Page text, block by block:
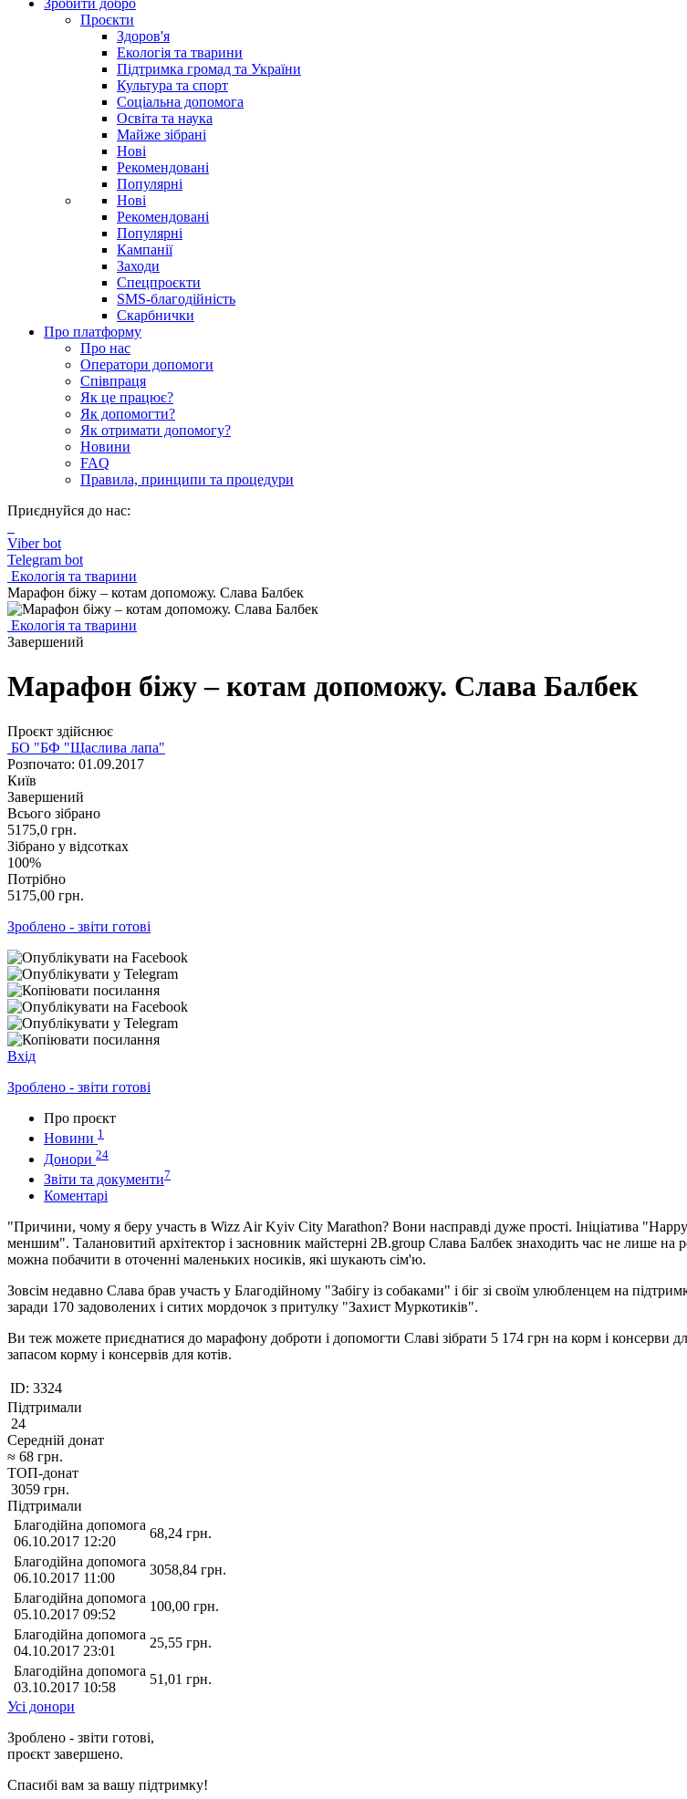
Зробити добро
Проєкти
Здоров'я
Екологія та тварини
Підтримка громад та України
Культура та спорт
Соціальна допомога
Освіта та наука
Майже зібрані
Нові
Рекомендовані
Популярні
Нові
Рекомендовані
Популярні
Кампанії
Заходи
Спецпроєкти
SMS-благодійність
Скарбнички
Про платформу
Про нас
Оператори допомоги
Співпраця
Як це працює?
Як допомогти?
Як отримати допомогу?
Новини
FAQ
Правила, принципи та процедури
Приєднуйся до нас:
Viber bot
Telegram bot
Екологія та тварини
Марафон біжу – котам допоможу. Слава Балбек
Екологія та тварини
Завершений
Марафон біжу – котам допоможу. Слава Балбек
Проєкт здійснює
БО "БФ "Щаслива лапа"
Розпочато: 01.09.2017
Київ
Завершений
Всього зібрано
5175,0 грн.
Зібрано у відсотках
100%
Потрібно
5175,00 грн.
Зроблено - звіти готові
Вхід
Зроблено - звіти готові
Про проєкт
Новини 1
Донори 24
Звіти та документи7
Коментарі
"Причини, чому я беру участь в Wizz Air Kyiv City Marathon? Вони насправді дуже прості. Ініціатива
меншим". Талановитий архітектор і засновник майстерні 2B.group Слава Балбек знаходить час не лише
можна побачити в оточенні маленьких носиків, які шукають сім'ю.
Зовсім недавно Слава брав участь у Благодійному "Забігу із собаками" і біг зі своїм улюбленцем на
заради 170 задоволених і ситих мордочок з притулку "Захист Муркотиків".
Ви теж можете приєднатися до марафону доброти і допомогти Славі зібрати 5 174 грн на корм і консерви
запасом корму і консервів для котів.
ID: 3324
Підтримали
24
Середній донат
≈ 68 грн.
ТОП-донат
3059 грн.
Підтримали
Благодійна допомога
06.10.2017 12:20
68,24 грн.
Благодійна допомога
06.10.2017 11:00
3058,84 грн.
Благодійна допомога
05.10.2017 09:52
100,00 грн.
Благодійна допомога
04.10.2017 23:01
25,55 грн.
Благодійна допомога
03.10.2017 10:58
51,01 грн.
Усі донори
Зроблено - звіти готові,
проєкт завершено.
Спасибі вам за вашу підтримку!